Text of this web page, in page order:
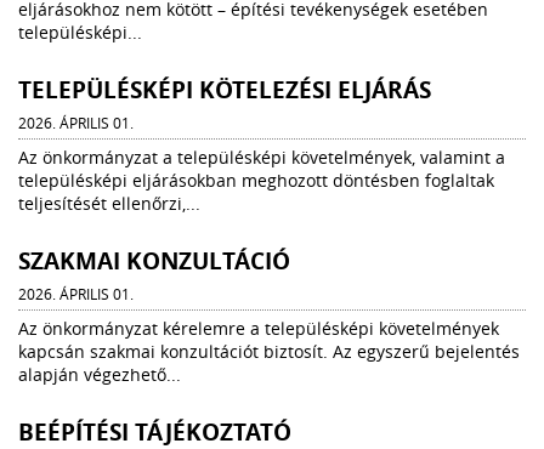
eljárásokhoz nem kötött – építési tevékenységek esetében
településképi...
TELEPÜLÉSKÉPI KÖTELEZÉSI ELJÁRÁS
2026. ÁPRILIS 01.
Az önkormányzat a településképi követelmények, valamint a
településképi eljárásokban meghozott döntésben foglaltak
teljesítését ellenőrzi,...
SZAKMAI KONZULTÁCIÓ
2026. ÁPRILIS 01.
Az önkormányzat kérelemre a településképi követelmények
kapcsán szakmai konzultációt biztosít. Az egyszerű bejelentés
alapján végezhető...
BEÉPÍTÉSI TÁJÉKOZTATÓ